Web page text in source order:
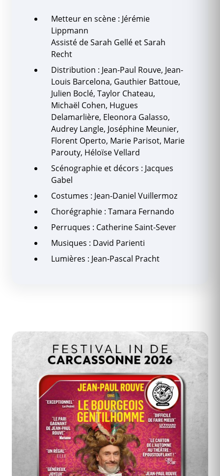
Metteur en scène : Jérémie
Lippmann
Assisté de Sarah Gellé et Sarah
Recht
Distribution : Jean-Paul Rouve, Jean-
Louis Barcelona, Gauthier Battoue,
Julien Boclé, Taylor Chateau,
Michaël Cohen, Hugues
Delamarlière, Eleonora Galasso,
Audrey Langle, Joséphine Meunier,
Florent Operto, Marie Parisot, Marie
Parouty, Héloïse Vellard
Scénographie et décors : Jacques
Gabel
Costumes : Jean-Daniel Vuillermoz
Chorégraphie : Tamara Fernando
Perruques : Catherine Saint-Sever
Musiques : David Parienti
Lumières : Jean-Pascal Pracht